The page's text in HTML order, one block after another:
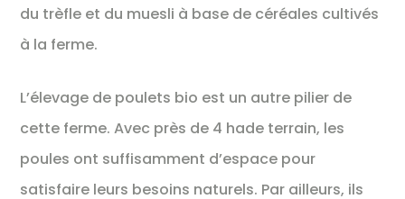
du trèfle et du muesli à base de céréales cultivés
à la ferme.
L’élevage de poulets bio est un autre pilier de
cette ferme. Avec près de 4 hade terrain, les
poules ont suffisamment d’espace pour
satisfaire leurs besoins naturels. Par ailleurs, ils